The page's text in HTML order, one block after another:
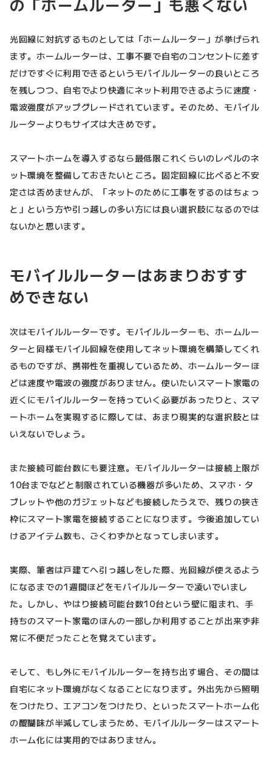
の「ホームルーター」も悪くない
光回線に対抗するものとしては「ホームルーター」が挙げられ
ます。ホームルーターは、工事不要で自宅のコンセントに差す
だけですぐに利用できるというモバイルルーターの良いところ
を残しつつ、自宅でより快適にネット利用できるように速度・
電波強度がアップグレードされています。そのため、モバイル
ルーターよりもサイズは大きめです。
スマートホームを導入するなら最低限これくらいのレベルのネ
ット環境を整備しておきたいところ。固定回線に比べると不安
定さは否めませんが、「ネットのために工事をするのはちょっ
と」という方や引っ越しの多い方には良い選択肢になるのでは
ないかと思います。
モバイルルーターはあまりおすす
めできない
次はモバイルルーターです。モバイルルーターも、ホームルー
ターと同様モバイル回線を使用してネット環境を構築してくれ
るものですが、携帯性を重視しているため、ホームルーターほ
どは速度や電波の強度がありません。使いたいスマート家電の
近くにモバイルルーターを持っていく必要があったりと、スマ
ートホームを実現するに際しては、あまり現実的な選択肢とは
いえないでしょう。
また接続可能台数にも要注意。モバイルルーターは接続上限が
10台までなどと制限されている機器が多いため、スマホ・タ
ブレットや他のガジェットなども接続したうえで、残りの狭き
枠にスマート家電を接続することになります。今後追加してい
けるアイテム数も、ごくわずかとなってしまいます。
実際、筆者は戸建てへ引っ越しをした際、光回線が使えるよう
になるまでの1週間ほどをモバイルルーターで凌いでいまし
た。しかし、やはり接続可能台数10台という壁に阻まれ、手
持ちのスマート家電のほんの一部しか利用することが出来ず非
常に不便だったことを覚えています。
そして、もし外にモバイルルーターを持ち出す場合、その間は
自宅にネット環境がなくなることになります。外出先から照明
をつけたり、エアコンをつけたり、といったスマートホーム化
の醍醐味が半減してしまうため、モバイルルーターはスマート
ホーム化には実用的ではありません。